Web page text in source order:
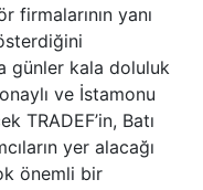
firmalarının yanı
günler kala doluluk
ve İstamonu
TRADEF’in, Batı
yer alacağı
önemli bir